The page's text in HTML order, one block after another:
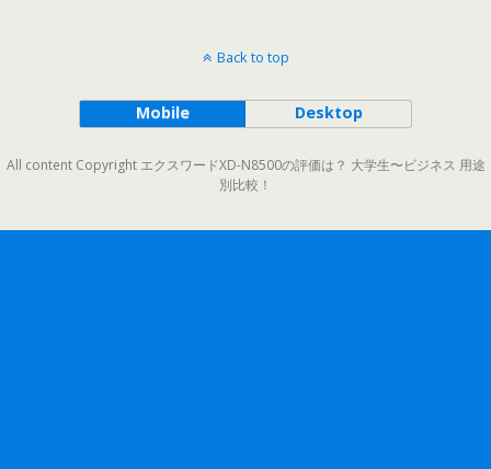
Back to top
Mobile Desktop
All content Copyright エクスワードXD-N8500の評価は？ 大学生〜ビジネス 用途
別比較！